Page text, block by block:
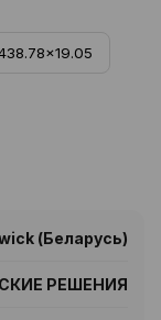
(Беларусь)
РЕШЕНИЯ